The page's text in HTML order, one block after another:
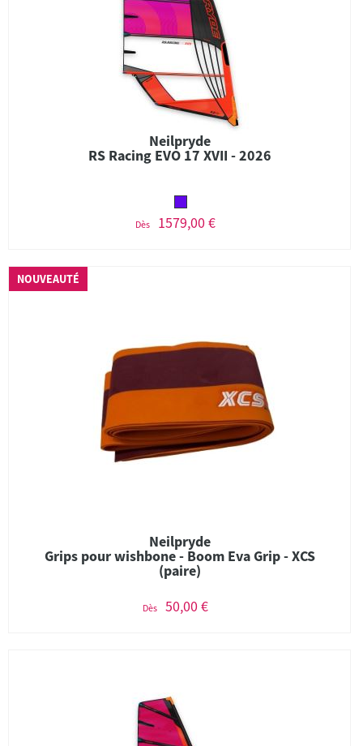
Neilpryde
RS Racing EVO 17 XVII - 2026
Dès 1579,00 €
NOUVEAUTÉ
Neilpryde
Grips pour wishbone - Boom Eva Grip - XCS
(paire)
Dès 50,00 €